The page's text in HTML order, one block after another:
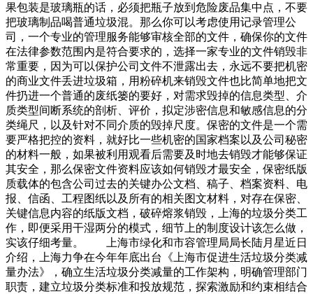
果包装是玻璃瓶的话，必须把瓶子放到危险废品集中点，不要
把玻璃制品喝普通垃圾混。那么你可以考虑使用记录管理公
司，一个专业的管理服务能够审核全部的文件，确保你的文件
在法律参数范围内是符合要求的，选择一家专业的文件销毁非
常重要，因为可以保护公司文件不泄露出去，永远不要把机密
的商业文件丢进垃圾箱，用粉碎机来销毁文件也比简单地把文
件扔进一个普通的废纸篓的要好，对需求毁掉的信息类型、介
质类型间断系统的剖析、评价，拟定涉密信息和敏感信息的分
类绳尺，以及针对不同介质的毁掉尺度。保密的文件是一个需
要严格把控的资料，就好比一些机密的国家档案以及公司秘密
的材料一般，如果被利用观看后需要及时地去销毁才能够保证
其安全，那么保密文件资料应该如何销毁才最安全，保密纸版
质载体的包含公司过去的关键办公文档、稿子、档案资料、电
报、信函、工程图纸以及所有的相关图文材料，对存在保密、
关键信息内容的纸版文档，破碎熔浆销毁，上海的垃圾分类工
作，即便采用干湿两分的模式，细节上的制度设计该怎么做，
实该仔细考量。 上海市绿化和市容管理局局长陆月星近日
介绍，上海力争在今年年底出台《上海市促进生活垃圾分类减
量办法》，确立生活垃圾分类减量的工作架构，明确管理部门
职责，建立垃圾分类标准和投放规范，探索激励和约束相结合